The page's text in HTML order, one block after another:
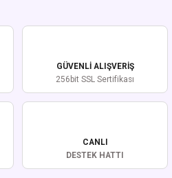
görüntülenemiyor.
pahalı.
olmalı.
GÜVENLİ ALIŞVERİŞ
256bit SSL Sertifikası
CANLI
DESTEK HATTI